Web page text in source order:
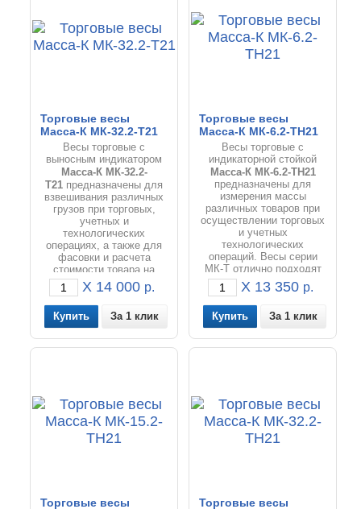
Торговые весы
Масса-К МК-32.2-Т21
Весы торговые с
выносным индикатором
Масса-К МК-32.2-
Т21 предназначены для
взвешивания различных
грузов при торговых,
учетных и
технологических
операциях, а также для
фасовки и расчета
стоимости товара на
предприятиях торговли и
общественного питания.
X 14 000 р.
За 1 клик
Торговые весы
Масса-К МК-6.2-ТН21
Весы торговые с
индикаторной стойкой
Масса-К МК-6.2-ТН21
предназначены для
измерения массы
различных товаров при
осуществлении торговых
и учетных
технологических
операций. Весы серии
МК-Т отлично подходят
для фасовки товаров и
расчета цены товаров на
предприятиях
занимающихся торговлей
и общественным
питанием.
X 13 350 р.
За 1 клик
Торговые весы Торговые весы